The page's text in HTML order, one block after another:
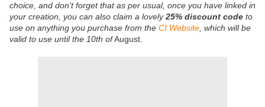
choice, and don't forget that as per usual, once you have linked in
your creation, you can also claim a lovely25% discount code to
use on anything you purchase from the CI Website , which will be
valid to use until the 10th ofAugust.